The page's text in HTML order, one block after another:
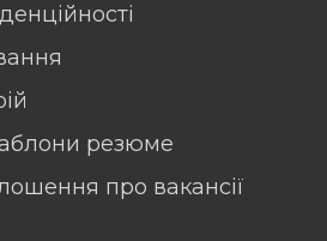
резюме
про вакансії